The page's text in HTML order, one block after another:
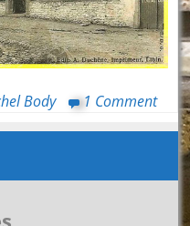
Body 1 Comment